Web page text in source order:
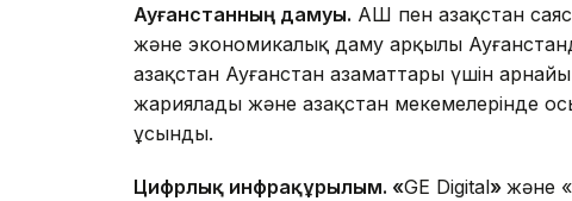
Ауғанстанның дамуы. АҚШ пен Қазақстан
және экономикалық даму арқылы
Қазақстан Ауғанстан азаматтары үшін
жариялады және Қазақстан мекемелерінде
ұсынды.
Цифрлық инфрақұрылым. «GE Digital» және